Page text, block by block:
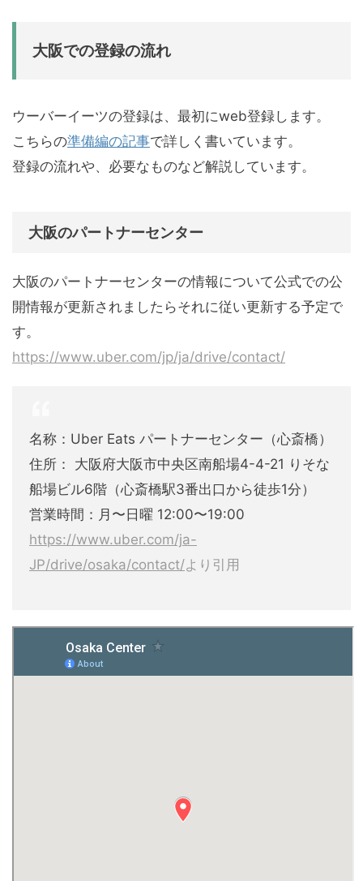
大阪での登録の流れ
ウーバーイーツの登録は、最初にweb登録します。
こちらの準備編の記事で詳しく書いています。
登録の流れや、必要なものなど解説しています。
大阪のパートナーセンター
大阪のパートナーセンターの情報について公式での公
開情報が更新されましたらそれに従い更新する予定で
す。
https://www.uber.com/jp/ja/drive/contact/
名称：Uber Eats パートナーセンター（心斎橋）
住所： 大阪府大阪市中央区南船場4-4-21 りそな
船場ビル6階（心斎橋駅3番出口から徒歩1分）
営業時間：月〜日曜 12:00〜19:00
https://www.uber.com/ja-
JP/drive/osaka/contact/より引用